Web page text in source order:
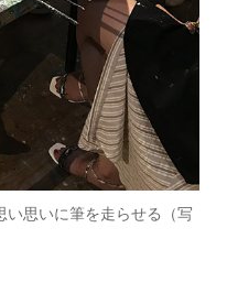
い思いに筆を走らせる（写